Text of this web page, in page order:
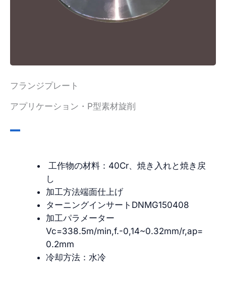
フランジプレート
アプリケーション・P型素材旋削
工作物の材料：40Cr、焼き入れと焼き戻
し
加工方法端面仕上げ
ターニングインサートDNMG150408
加工パラメーター
Vc=338.5m/min,f.-0,14~0.32mm/r,ap=
0.2mm
冷却方法：水冷